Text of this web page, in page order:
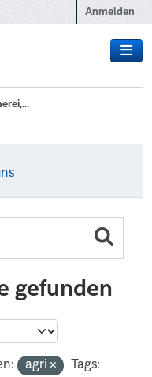
Anmelden
gefunden
agri
Tags: